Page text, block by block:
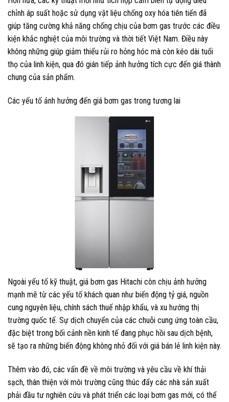
chỉnh áp suất hoặc sử dụng vật liệu chống oxy hóa tiên tiến đã
giúp tăng cường khả năng chống chịu của bơm gas trước các điều
kiện khắc nghiệt của môi trường và thời tiết Việt Nam. Điều này
không những giúp giảm thiểu rủi ro hỏng hóc mà còn kéo dài tuổi
thọ của linh kiện, qua đó gián tiếp ảnh hưởng tích cực đến giá thành
chung của sản phẩm.
Các yếu tố ảnh hưởng đến giá bơm gas trong tương lai
Ngoài yếu tố kỹ thuật, giá bơm gas Hitachi còn chịu ảnh hưởng
mạnh mẽ từ các yếu tố khách quan như biến động tỷ giá, nguồn
cung nguyên liệu, chính sách thuế nhập khẩu, và xu hướng thị
trường quốc tế. Sự dịch chuyển của các chuỗi cung ứng toàn cầu,
đặc biệt trong bối cảnh nền kinh tế đang phục hồi sau dịch bệnh,
sẽ tạo ra những biến động không nhỏ đối với giá bán lẻ linh kiện này.
Thêm vào đó, các vấn đề về môi trường và yêu cầu về khí thải
sạch, thân thiện với môi trường cũng thúc đẩy các nhà sản xuất
phải đầu tư nghiên cứu và phát triển các loại bơm gas mới, có thể